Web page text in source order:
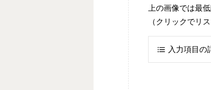
上の画像では最
（クリックでリ
入力項目の